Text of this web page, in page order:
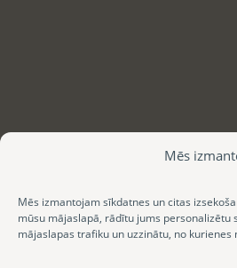
Mēs
Mēs izmantojam sīkdatnes un citas
mūsu mājaslapā, rādītu jums
mājaslapas trafiku un uzzinātu, no kurienes